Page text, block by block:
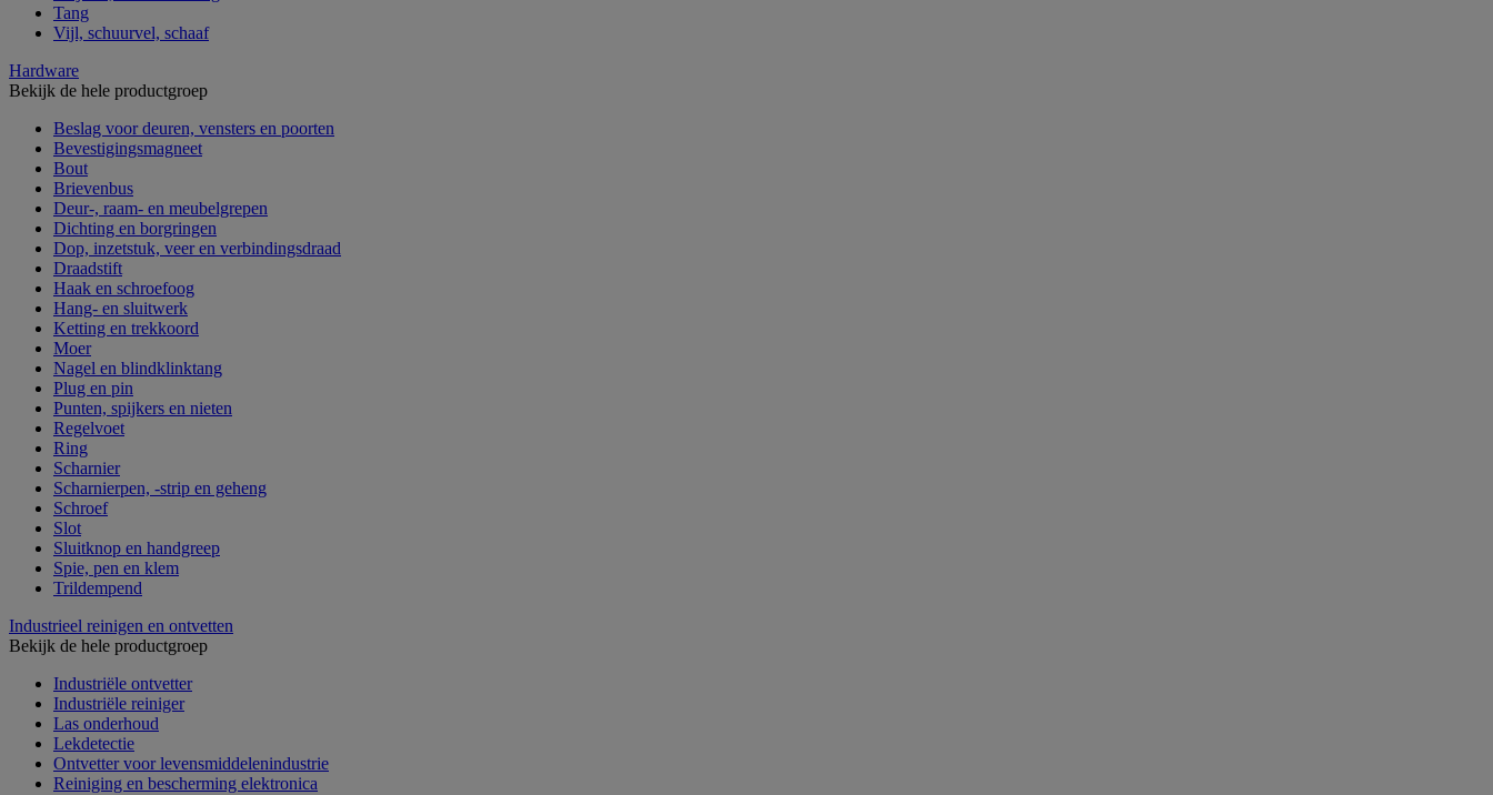
Tang
Vijl, schuurvel, schaaf
Hardware
Bekijk de hele productgroep
Beslag voor deuren, vensters en poorten
Bevestigingsmagneet
Bout
Brievenbus
Deur-, raam- en meubelgrepen
Dichting en borgringen
Dop, inzetstuk, veer en verbindingsdraad
Draadstift
Haak en schroefoog
Hang- en sluitwerk
Ketting en trekkoord
Moer
Nagel en blindklinktang
Plug en pin
Punten, spijkers en nieten
Regelvoet
Ring
Scharnier
Scharnierpen, -strip en geheng
Schroef
Slot
Sluitknop en handgreep
Spie, pen en klem
Trildempend
Industrieel reinigen en ontvetten
Bekijk de hele productgroep
Industriële ontvetter
Industriële reiniger
Las onderhoud
Lekdetectie
Ontvetter voor levensmiddelenindustrie
Reiniging en bescherming elektronica